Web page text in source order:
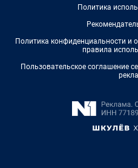
Политика
Политика конфиденциальности и
правила
Пользовательское соглашение